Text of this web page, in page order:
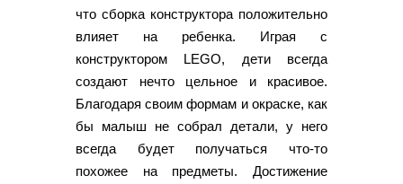
что сборка конструктора положительно
влияет на ребенка. Играя с
конструктором LEGO, дети всегда
создают нечто цельное и красивое.
Благодаря своим формам и окраске, как
бы малыш не собрал детали, у него
всегда будет получаться что-то
похожее на предметы. Достижение